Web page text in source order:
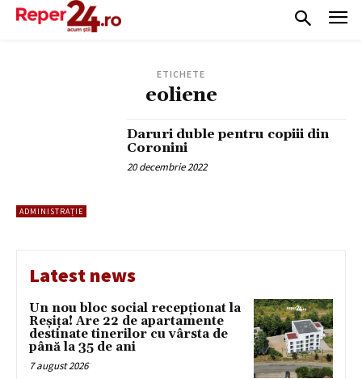
ETICHETE
eoliene
ADMINISTRAȚIE
Daruri duble pentru copiii din
Coronini
20 decembrie 2022
Latest news
Un nou bloc social recepționat la
Reșița! Are 22 de apartamente
destinate tinerilor cu vârsta de
până la 35 de ani
7 august 2026